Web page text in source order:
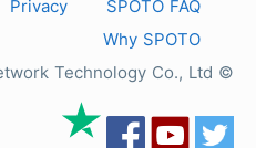
Privacy
SPOTO FAQ
Why SPOTO
© Fuzhou SPOTO Network Technology Co., Ltd